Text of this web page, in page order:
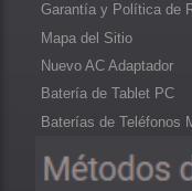
Garantía y Política de
Mapa del Sitio
Nuevo AC Adaptador
Batería de Tablet PC
Baterías de Teléfonos